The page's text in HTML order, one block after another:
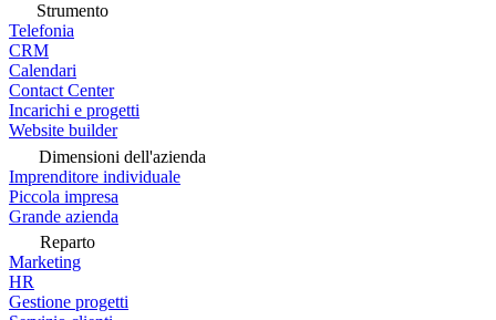
Strumento
Telefonia
CRM
Calendari
Contact Center
Incarichi e progetti
Website builder
Dimensioni dell'azienda
Imprenditore individuale
Piccola impresa
Grande azienda
Reparto
Marketing
HR
Gestione progetti